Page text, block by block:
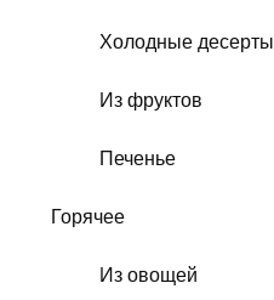
Холодные десерты
Из фруктов
Печенье
Горячее
Из овощей